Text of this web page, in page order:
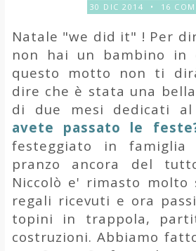
30 DIC 2014 • 16
Natale "we did it" ! Per
non hai un bambino in
questo motto non ti
dire che è stata una
di due mesi dedicati al
avete passato le
festeggiato in famiglia
pranzo ancora del
Niccolò e' rimasto molto
regali ricevuti e ora
topini in trappola,
costruzioni. Abbiamo